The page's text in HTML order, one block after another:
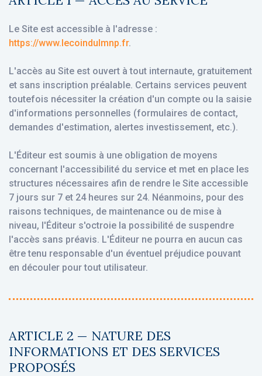
Le Site est accessible à l'adresse :
https://www.lecoindulmnp.fr.
L'accès au Site est ouvert à tout internaute, gratuitement
et sans inscription préalable. Certains services peuvent
toutefois nécessiter la création d'un compte ou la saisie
d'informations personnelles (formulaires de contact,
demandes d'estimation, alertes investissement, etc.).
L'Éditeur est soumis à une obligation de moyens
concernant l'accessibilité du service et met en place les
structures nécessaires afin de rendre le Site accessible
7 jours sur 7 et 24 heures sur 24. Néanmoins, pour des
raisons techniques, de maintenance ou de mise à
niveau, l'Éditeur s'octroie la possibilité de suspendre
l'accès sans préavis. L'Éditeur ne pourra en aucun cas
être tenu responsable d'un éventuel préjudice pouvant
en découler pour tout utilisateur.
ARTICLE 2 — NATURE DES
INFORMATIONS ET DES SERVICES
PROPOSÉS